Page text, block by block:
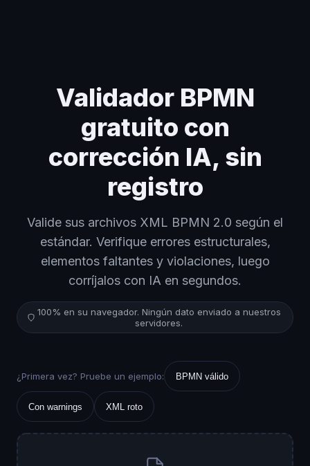
Validador BPMN
gratuito con
corrección IA, sin
registro
Valide sus archivos XML BPMN 2.0 según el
estándar. Verifique errores estructurales,
elementos faltantes y violaciones, luego
corríjalos con IA en segundos.
100% en su navegador. Ningún dato enviado a nuestros
servidores.
¿Primera vez? Pruebe un ejemplo: BPMN válido
Con warnings XML roto